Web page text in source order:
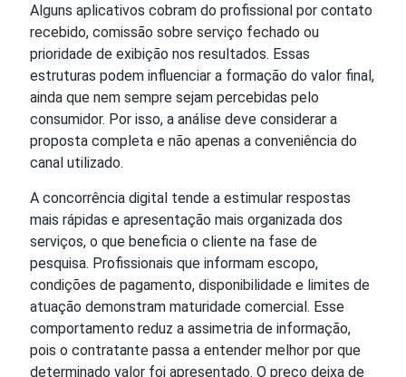
Alguns aplicativos cobram do profissional por contato
recebido, comissão sobre serviço fechado ou
prioridade de exibição nos resultados. Essas
estruturas podem influenciar a formação do valor final,
ainda que nem sempre sejam percebidas pelo
consumidor. Por isso, a análise deve considerar a
proposta completa e não apenas a conveniência do
canal utilizado.
A concorrência digital tende a estimular respostas
mais rápidas e apresentação mais organizada dos
serviços, o que beneficia o cliente na fase de
pesquisa. Profissionais que informam escopo,
condições de pagamento, disponibilidade e limites de
atuação demonstram maturidade comercial. Esse
comportamento reduz a assimetria de informação,
pois o contratante passa a entender melhor por que
determinado valor foi apresentado. O preço deixa de